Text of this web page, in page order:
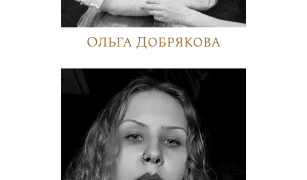
Ольга Добрякова